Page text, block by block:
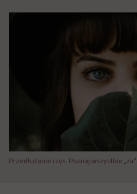
Przedłużanie rzęs. Poznaj wszystkie